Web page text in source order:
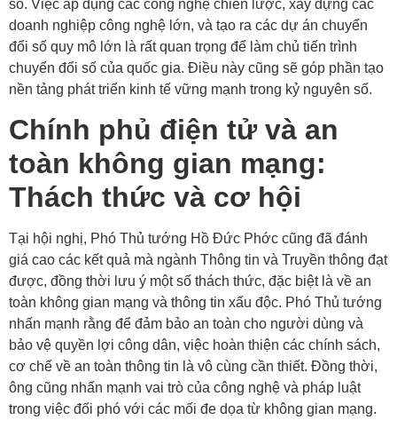
số. Việc áp dụng các công nghệ chiến lược, xây dựng các
doanh nghiệp công nghệ lớn, và tạo ra các dự án chuyển
đổi số quy mô lớn là rất quan trọng để làm chủ tiến trình
chuyển đổi số của quốc gia. Điều này cũng sẽ góp phần tạo
nền tảng phát triển kinh tế vững mạnh trong kỷ nguyên số.
Chính phủ điện tử và an
toàn không gian mạng:
Thách thức và cơ hội
Tại hội nghị, Phó Thủ tướng Hồ Đức Phớc cũng đã đánh
giá cao các kết quả mà ngành Thông tin và Truyền thông đạt
được, đồng thời lưu ý một số thách thức, đặc biệt là về an
toàn không gian mạng và thông tin xấu độc. Phó Thủ tướng
nhấn mạnh rằng để đảm bảo an toàn cho người dùng và
bảo vệ quyền lợi công dân, việc hoàn thiện các chính sách,
cơ chế về an toàn thông tin là vô cùng cần thiết. Đồng thời,
ông cũng nhấn mạnh vai trò của công nghệ và pháp luật
trong việc đối phó với các mối đe dọa từ không gian mạng.